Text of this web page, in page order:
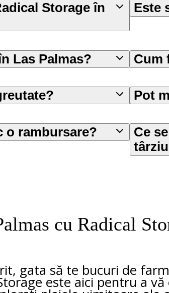
Storage în
Este
Las Palmas? Cum
Pot
o rambursare?
Ce
cu Radical
gata să te bucuri de
este aici pentru a